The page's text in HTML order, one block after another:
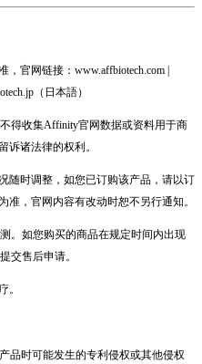
官网链接：www.affbiotech.com |
（日本語）
得收集Affinity官网数据或资料用于商
诉诸法律的权利。
随时调整，如您已订购该产品，请以订
，官网内容有改动时恕不另行通知。
。如您购买的商品在规定时间内出现
交售后申请。
。
品时可能发生的专利侵权或其他侵权